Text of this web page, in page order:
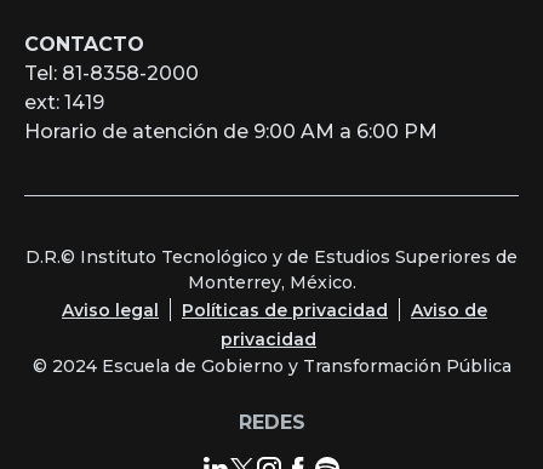
CONTACTO
Tel: 81-8358-2000
ext: 1419
Horario de atención de 9:00 AM a 6:00 PM
D.R.© Instituto Tecnológico y de Estudios Superiores de
Monterrey, México.
Aviso legal
Políticas de privacidad
Aviso de
privacidad
© 2024 Escuela de Gobierno y Transformación Pública
REDES